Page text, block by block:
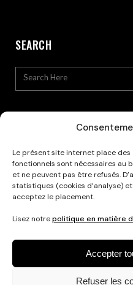
Le présent site internet place des
fonctionnels sont nécessaires au
et ne peuvent pas être refusés.
statistiques (cookies d’analyse)
acceptez le placement.
Lisez notrepolitique en matière
Accepter
Refuser les
SEARCH
Privacy Policy